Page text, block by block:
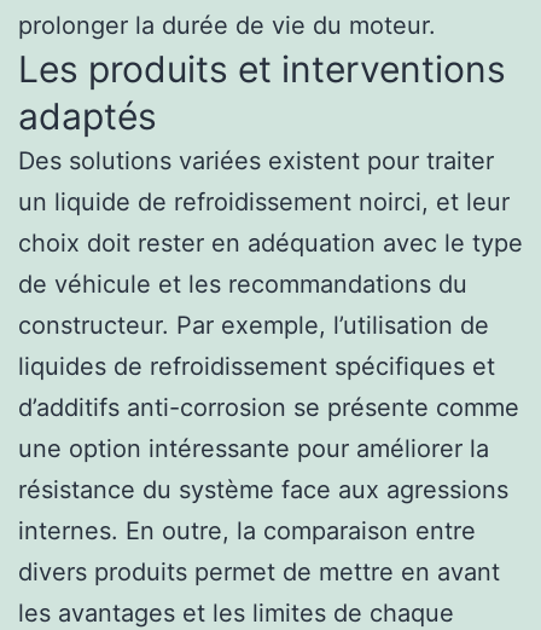
prolonger la durée de vie du moteur.
Les produits et interventions
adaptés
Des solutions variées existent pour traiter
un liquide de refroidissement noirci, et leur
choix doit rester en adéquation avec le type
de véhicule et les recommandations du
constructeur. Par exemple, l’utilisation de
liquides de refroidissement spécifiques et
d’additifs anti-corrosion se présente comme
une option intéressante pour améliorer la
résistance du système face aux agressions
internes. En outre, la comparaison entre
divers produits permet de mettre en avant
les avantages et les limites de chaque